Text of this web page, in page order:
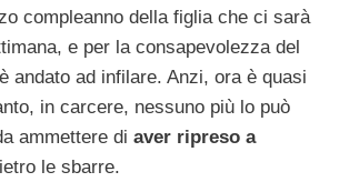
compleanno della figlia che ci sarà
e per la consapevolezza del
andato ad infilare. Anzi, ora è quasi
in carcere, nessuno più lo può
ammettere di aver ripreso a
le sbarre.